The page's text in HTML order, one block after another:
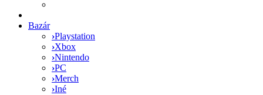
Bazár
›Playstation
›Xbox
›Nintendo
›PC
›Merch
›Iné